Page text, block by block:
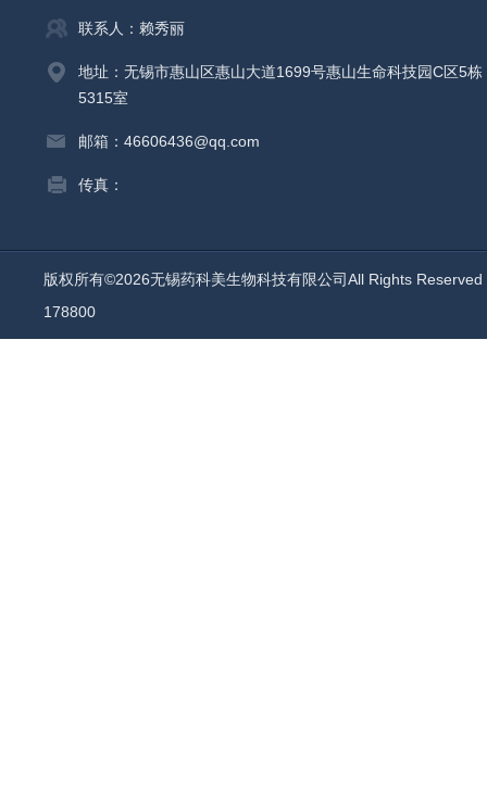
联系人：赖秀丽
地址：无锡市惠山区惠山大道1699号惠山生命科技园C区5栋
5315室
邮箱：46606436@qq.com
传真：
版权所有©2026无锡药科美生物科技有限公司All Rights
178800